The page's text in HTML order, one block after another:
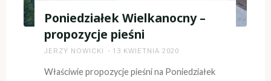
Poniedziałek Wielkanocny –
propozycje pieśni
JERZY NOWICKI 13 KWIETNIA 2020
Właściwie propozycje pieśni na Poniedziałek